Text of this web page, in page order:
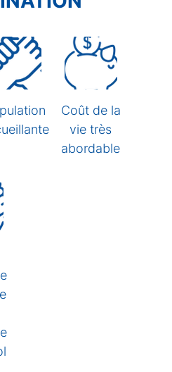
Coût de la
vie très
abordable